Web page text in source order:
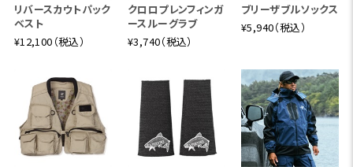
リバースカウトパック
ベスト
¥12,100（税込）
クロロプレンフィンガ
ースルーグラブ
¥3,740（税込）
ブリーザブルソックス
¥5,940（税込）